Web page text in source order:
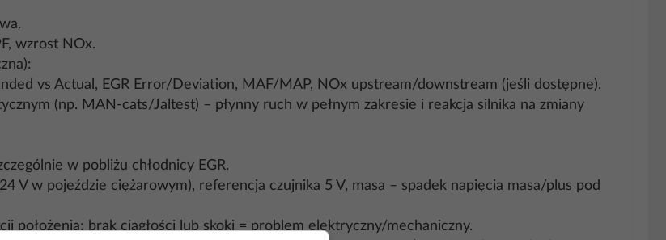
wzrost NOx.
vs Actual, EGR Error/Deviation, MAF/MAP, NOx upstream/downstream (jeśli dostępne).
(np. MAN-cats/Jaltest) – płynny ruch w pełnym zakresie i reakcja silnika na zmiany
w pobliżu chłodnicy EGR.
V w pojeździe ciężarowym), referencja czujnika 5 V, masa – spadek napięcia masa/plus pod
położenia; brak ciągłości lub skoki = problem elektryczny/mechaniczny.